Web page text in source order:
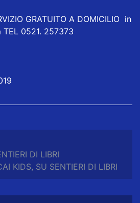
GRATUITO A DOMICILIO in
0521. 257373
DI LIBRI
KIDS, SU SENTIERI DI LIBRI